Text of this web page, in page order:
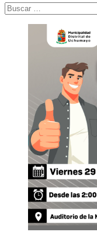
Buscar: